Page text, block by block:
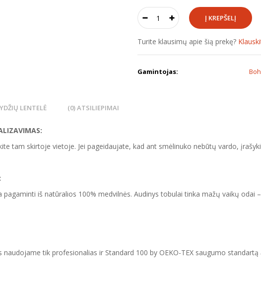
Turite klausimų apie šią prekę?
Gamintojas:
LENTELĖ (0) ATSILIEPIMAI
VIMAS:
tam skirtoje vietoje. Jei pageidaujate, kad ant smėlinuko nebūtų vardo,
pagaminti iš natūralios 100% medvilnės. Audinys tobulai tinka mažų vaikų odai
naudojame tik profesionalias ir Standard 100 by OEKO-TEX saugumo